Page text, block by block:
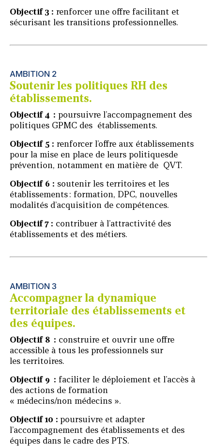
Objectif 3 : renforcer une offre facilitant et
sécurisant les transitions professionnelles.
AMBITION 2
Soutenir les politiques RH des
établissements.
Objectif 4 : poursuivre l’accompagnement des
politiques GPMC des établissements.
Objectif 5 : renforcer l’offre aux établissements
pour la mise en place de leurs politiquesde
prévention, notamment en matière de QVT.
Objectif 6 : soutenir les territoires et les
établissements : formation, DPC, nouvelles
modalités d’acquisition de compétences.
Objectif 7 : contribuer à l’attractivité des
établissements et des métiers.
AMBITION 3
Accompagner la dynamique
territoriale des établissements et
des équipes.
Objectif 8 : construire et ouvrir une offre
accessible à tous les professionnels sur
les territoires.
Objectif 9 : faciliter le déploiement et l’accès à
des actions de formation
« médecins/non médecins ».
Objectif 10 : poursuivre et adapter
l’accompagnement des établissements et des
équipes dans le cadre des PTS.